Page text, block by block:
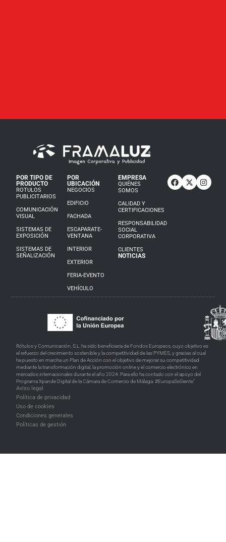
POR TIPO DE
PRODUCTO
ROTULOS
PUBLICITARIOS
COMUNICACIÓN
VISUAL
SISTEMAS DE
EXPOSICIÓN
SISTEMAS DE
SEÑALIZACIÓN
POR
UBICACIÓN
NEGOCIOS
EDIFICIO
FACHADA
ESCAPARATE-
VENTANA
INTERIOR
EXTERIOR
FERIA-EVENTO
VEHÍCULO
EMPRESA
QUIÉNES
SOMOS
CALIDAD Y
CERTIFICACIONES
RESPONSABILIDAD
SOCIAL
CORPORATIVA
CLIENTES
NOTICIAS
Rótulos y Comunicación, S.L. ha sido beneficiaria de Fondos Europeos, cuyo objetivo es
el refuerzo del crecimiento sostenible y la competitividad de las PYMES, y gracias al cual
ha puesto en marcha un Plan de Acción con el objetivo de mejorar su competitividad
mediante la transformación digital, la promoción online y el comercio electrónico en
mercados internacionales durante el año 2024. Para ello ha contado con el apoyo del
Programa Xpande Digital de la Cámara de Comercio de Málaga. #EuropaSeSiente”
Aviso legal
Política de privacidad
Uso de cookies
Condiciones generales
Políticas de gestión